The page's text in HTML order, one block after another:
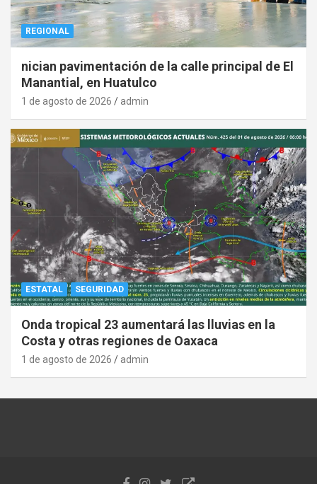
REGIONAL
nician pavimentación de la calle principal de El
Manantial, en Huatulco
1 de agosto de 2026 admin
ESTATAL SEGURIDAD
Onda tropical 23 aumentará las lluvias en la
Costa y otras regiones de Oaxaca
1 de agosto de 2026 admin